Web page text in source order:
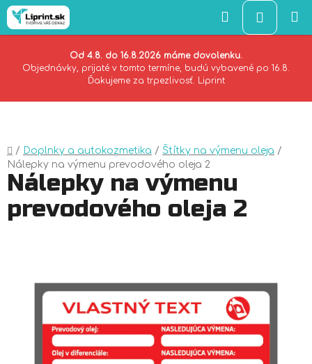
Od 4.8. do 16.8.2026 máme dovolenku.
Objednávky, prijaté v tomto termíne, budú vybavené po 16.8.
Ďakujeme za trpezlivosť. Liprint
Hľadať
KOŠÍK
Domov
/ Doplnky a autokozmetika / Štítky na výmenu oleja /
Nálepky na výmenu prevodového oleja 2
Nálepky na výmenu
prevodového oleja 2